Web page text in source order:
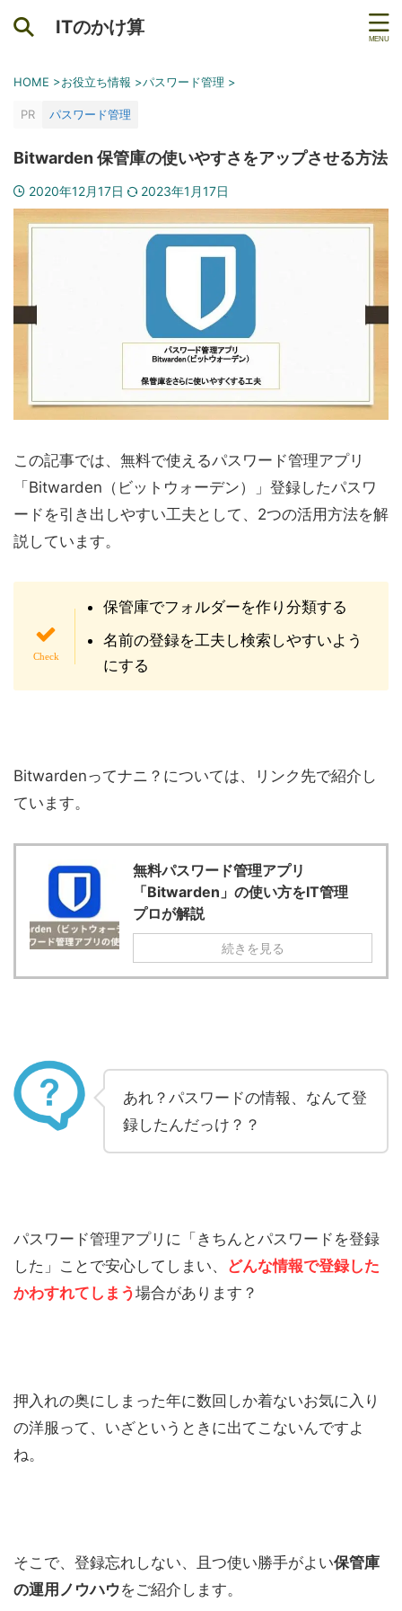
ITのかけ算
HOME >お役立ち情報 >パスワード管理 >
PR パスワード管理
Bitwarden 保管庫の使いやすさをアップさせる方法
2020年12月17日 2023年1月17日
この記事では、無料で使えるパスワード管理アプリ
「Bitwarden（ビットウォーデン）」登録したパスワ
ードを引き出しやすい工夫として、2つの活用方法を解
説しています。
保管庫でフォルダーを作り分類する
名前の登録を工夫し検索しやすいよう
にする
Bitwardenってナニ？については、リンク先で紹介し
ています。
無料パスワード管理アプリ
「Bitwarden」の使い方をIT管理
プロが解説
続きを見る
あれ？パスワードの情報、なんて登
録したんだっけ？？
パスワード管理アプリに「きちんとパスワードを登録
した」ことで安心してしまい、 どんな情報で登録した
かわすれてしまう場合があります？
押入れの奥にしまった年に数回しか着ないお気に入り
の洋服って、いざというときに出てこないんですよ
ね。
そこで、登録忘れしない、且つ使い勝手がよい保管庫
の運用ノウハウをご紹介します。